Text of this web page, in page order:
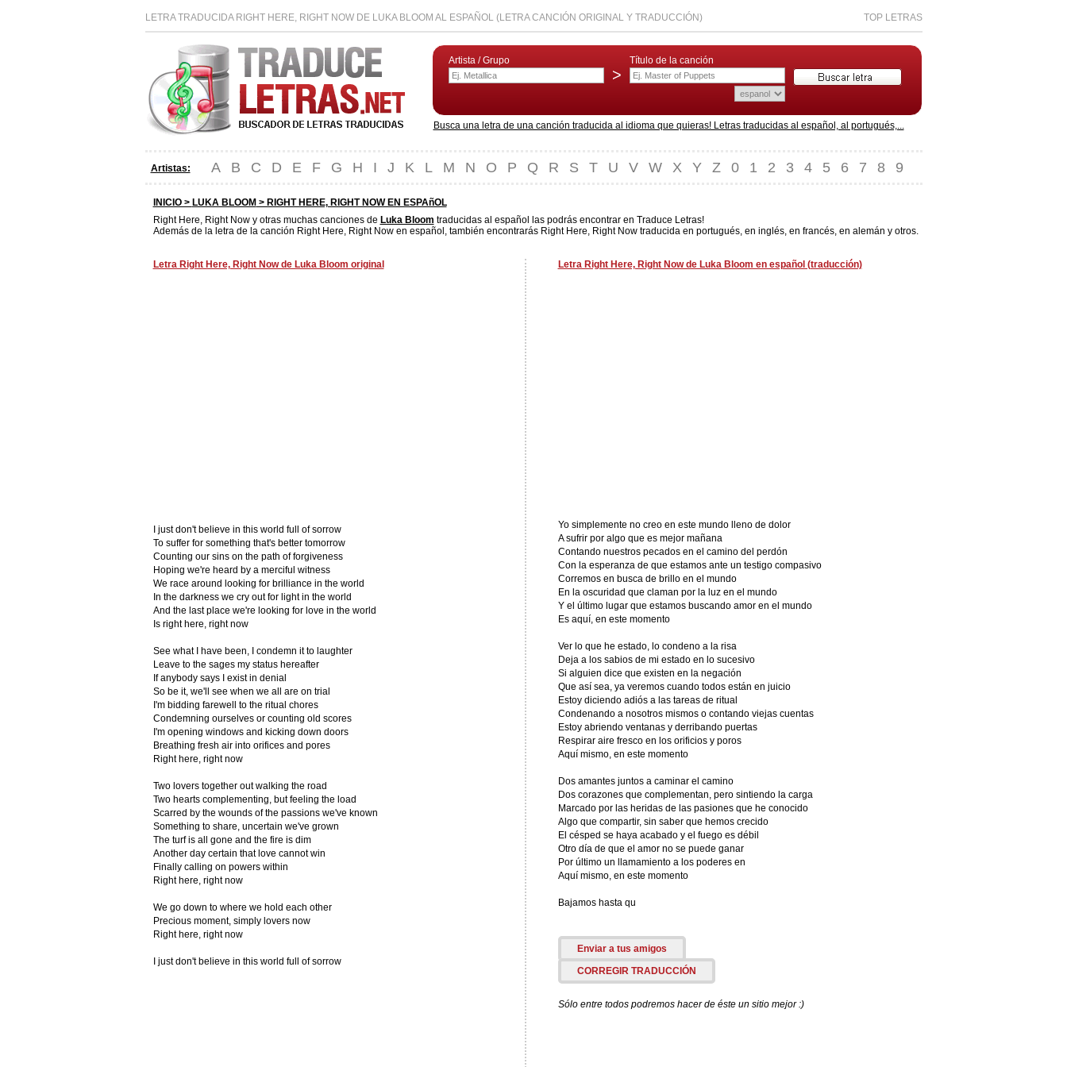
LETRA TRADUCIDA RIGHT HERE, RIGHT NOW DE LUKA BLOOM AL ESPAÑOL (LETRA CANCIÓN ORIGINAL Y TRADUCCIÓN) TOP LETRAS
Artista / Grupo
>
Título de la canción
Busca una letra de una canción traducida al idioma que quieras! Letras traducidas al español, al portugués,...
Artistas: A B C D E F G H I J K L M N O P Q R S T U V W X Y Z 0 1 2 3 4 5 6 7 8 9
INICIO > LUKA BLOOM > RIGHT HERE, RIGHT NOW EN ESPAñOL
Right Here, Right Now y otras muchas canciones de Luka Bloom traducidas al español las podrás encontrar en Traduce Letras!
Además de la letra de la canción Right Here, Right Now en español, también encontrarás Right Here, Right Now traducida en portugués, en inglés, en francés, en alemán y otros.
Letra Right Here, Right Now de Luka Bloom original
I just don't believe in this world full of sorrow
To suffer for something that's better tomorrow
Counting our sins on the path of forgiveness
Hoping we're heard by a merciful witness
We race around looking for brilliance in the world
In the darkness we cry out for light in the world
And the last place we're looking for love in the world
Is right here, right now
See what I have been, I condemn it to laughter
Leave to the sages my status hereafter
If anybody says I exist in denial
So be it, we'll see when we all are on trial
I'm bidding farewell to the ritual chores
Condemning ourselves or counting old scores
I'm opening windows and kicking down doors
Breathing fresh air into orifices and pores
Right here, right now
Two lovers together out walking the road
Two hearts complementing, but feeling the load
Scarred by the wounds of the passions we've known
Something to share, uncertain we've grown
The turf is all gone and the fire is dim
Another day certain that love cannot win
Finally calling on powers within
Right here, right now
We go down to where we hold each other
Precious moment, simply lovers now
Right here, right now
I just don't believe in this world full of sorrow
Letra Right Here, Right Now de Luka Bloom en español (traducción)
Yo simplemente no creo en este mundo lleno de dolor
A sufrir por algo que es mejor mañana
Contando nuestros pecados en el camino del perdón
Con la esperanza de que estamos ante un testigo compasivo
Corremos en busca de brillo en el mundo
En la oscuridad que claman por la luz en el mundo
Y el último lugar que estamos buscando amor en el mundo
Es aquí, en este momento
Ver lo que he estado, lo condeno a la risa
Deja a los sabios de mi estado en lo sucesivo
Si alguien dice que existen en la negación
Que así sea, ya veremos cuando todos están en juicio
Estoy diciendo adiós a las tareas de ritual
Condenando a nosotros mismos o contando viejas cuentas
Estoy abriendo ventanas y derribando puertas
Respirar aire fresco en los orificios y poros
Aquí mismo, en este momento
Dos amantes juntos a caminar el camino
Dos corazones que complementan, pero sintiendo la carga
Marcado por las heridas de las pasiones que he conocido
Algo que compartir, sin saber que hemos crecido
El césped se haya acabado y el fuego es débil
Otro día de que el amor no se puede ganar
Por último un llamamiento a los poderes en
Aquí mismo, en este momento
Bajamos hasta qu
Enviar a tus amigos
CORREGIR TRADUCCIÓN
Sólo entre todos podremos hacer de éste un sitio mejor :)